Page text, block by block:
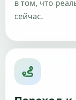
в том, что
сейчас.